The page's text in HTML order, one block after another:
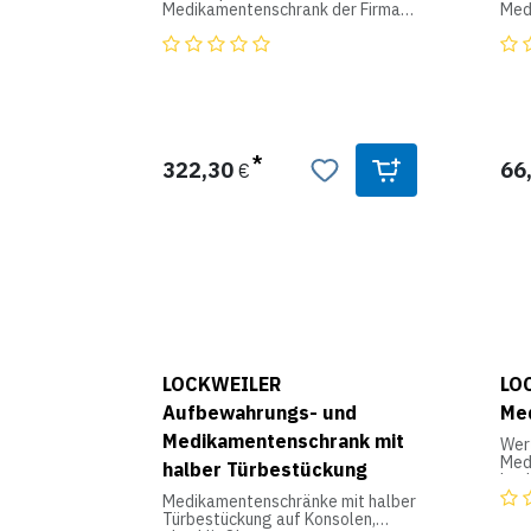
Medikamentenschrank der Firma
322,30 €
LOCKWEILER
Aufbewahrungs- und
Medikamentenschrank mit
halber Türbestückung
Medikamentenschränke mit halber
Türbestückung auf Konsolen,